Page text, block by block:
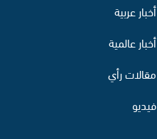
أخبار عربية
أخبار عالمية
مقالات رأي
فيديو